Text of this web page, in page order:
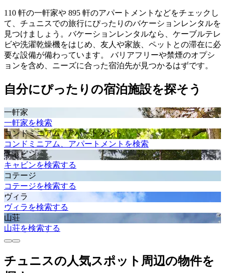
110 軒の一軒家や 895 軒のアパートメントなどをチェックし
て、チュニスでの旅行にぴったりのバケーションレンタルを
見つけましょう。バケーションレンタルなら、ケーブルテレ
ビや洗濯乾燥機をはじめ、友人や家族、ペットとの滞在に必
要な設備が備わっています。 バリアフリーや禁煙のオプシ
ョンを含め、ニーズに合った宿泊先が見つかるはずです。
自分にぴったりの宿泊施設を探そう
一軒家
一軒家を検索
コンドミニアム / アパートメント
コンドミニアム、アパートメントを検索
キャビン
キャビンを検索する
コテージ
コテージを検索する
ヴィラ
ヴィラを検索する
山荘
山荘を検索する
チュニスの人気スポット周辺の物件を